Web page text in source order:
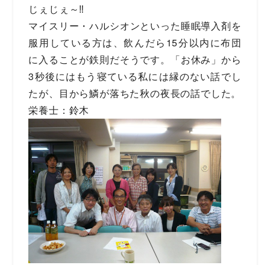
じぇじぇ～‼
マイスリー・ハルシオンといった睡眠導入剤を
服用している方は、飲んだら15分以内に布団
に入ることが鉄則だそうです。「お休み」から
3秒後にはもう寝ている私には縁のない話でし
たが、目から鱗が落ちた秋の夜長の話でした。
栄養士：鈴木